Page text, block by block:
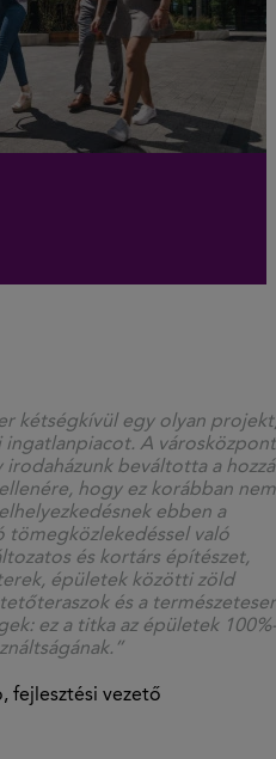
kétségkívül egy olyan
ingatlanpiacot. A városközpont
beváltotta a hozzá
hogy ez korábban nem
ebben a
tömegközlekedéssel való
és kortárs építészet,
épületek közötti zöld
és a
ez a titka az épületek 100%-
fejlesztési vezető